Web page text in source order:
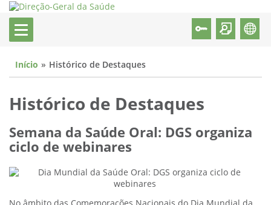
Início Histórico de Destaques
Histórico de Destaques
Semana da Saúde Oral: DGS organiza
ciclo de webinares